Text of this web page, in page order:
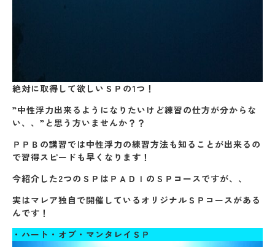
絶対に取得して欲しいＳＰの1つ！
”中性浮力出来るようになりたいけど練習の仕方が分からな
い、、”と思う方いませんか？？
ＰＰＢの講習では中性浮力の練習方法も知ることが出来るの
で習得スピードも早くなります！
今紹介した2つのＳＰはＰＡＤＩのＳＰコースですが、、
実はマレア独自で開催しているオリジナルＳＰコースがある
んです！
・ハート・オブ・マンタレイＳＰ